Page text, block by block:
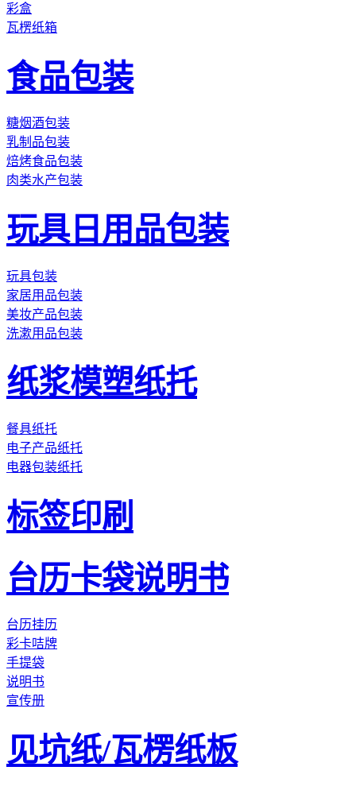
彩盒
瓦楞纸箱
食品包装
糖烟酒包装
乳制品包装
焙烤食品包装
肉类水产包装
玩具日用品包装
玩具包装
家居用品包装
美妆产品包装
洗漱用品包装
纸浆模塑纸托
餐具纸托
电子产品纸托
电器包装纸托
标签印刷
台历卡袋说明书
台历挂历
彩卡咭牌
手提袋
说明书
宣传册
见坑纸/瓦楞纸板